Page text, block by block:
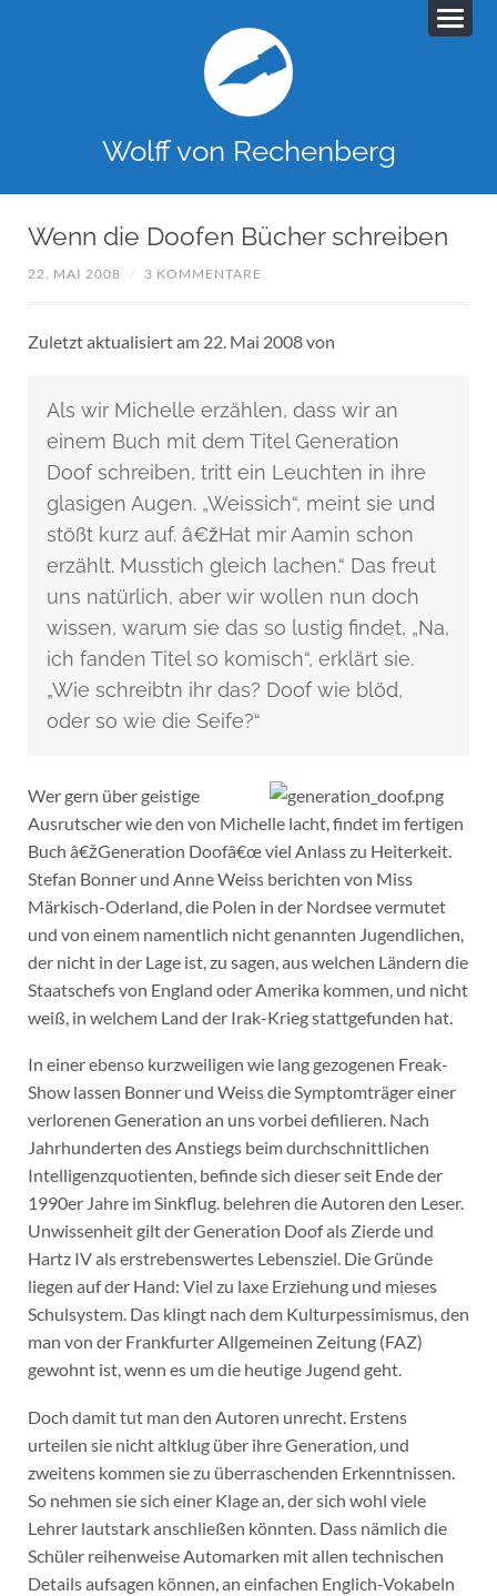
Wolff von Rechenberg
Wenn die Doofen Bücher schreiben
22. MAI 2008 / 3 KOMMENTARE
Zuletzt aktualisiert am 22. Mai 2008 von
Als wir Michelle erzählen, dass wir an
einem Buch mit dem Titel Generation
Doof schreiben, tritt ein Leuchten in ihre
glasigen Augen. „Weissich“, meint sie und
stößt kurz auf. â€žHat mir Aamin schon
erzählt. Musstich gleich lachen.“ Das freut
uns natürlich, aber wir wollen nun doch
wissen, warum sie das so lustig findet, „Na,
ich fanden Titel so komisch“, erklärt sie.
„Wie schreibtn ihr das? Doof wie blöd,
oder so wie die Seife?“
Wer gern über geistige
Ausrutscher wie den von Michelle lacht, findet im fertigen
Buch â€žGeneration Doofâ€œ viel Anlass zu Heiterkeit.
Stefan Bonner und Anne Weiss berichten von Miss
Märkisch-Oderland, die Polen in der Nordsee vermutet
und von einem namentlich nicht genannten Jugendlichen,
der nicht in der Lage ist, zu sagen, aus welchen Ländern die
Staatschefs von England oder Amerika kommen, und nicht
weiß, in welchem Land der Irak-Krieg stattgefunden hat.
In einer ebenso kurzweiligen wie lang gezogenen Freak-
Show lassen Bonner und Weiss die Symptomträger einer
verlorenen Generation an uns vorbei defilieren. Nach
Jahrhunderten des Anstiegs beim durchschnittlichen
Intelligenzquotienten, befinde sich dieser seit Ende der
1990er Jahre im Sinkflug. belehren die Autoren den Leser.
Unwissenheit gilt der Generation Doof als Zierde und
Hartz IV als erstrebenswertes Lebensziel. Die Gründe
liegen auf der Hand: Viel zu laxe Erziehung und mieses
Schulsystem. Das klingt nach dem Kulturpessimismus, den
man von der Frankfurter Allgemeinen Zeitung (FAZ)
gewohnt ist, wenn es um die heutige Jugend geht.
Doch damit tut man den Autoren unrecht. Erstens
urteilen sie nicht altklug über ihre Generation, und
zweitens kommen sie zu überraschenden Erkenntnissen.
So nehmen sie sich einer Klage an, der sich wohl viele
Lehrer lautstark anschließen könnten. Dass nämlich die
Schüler reihenweise Automarken mit allen technischen
Details aufsagen können, an einfachen Englich-Vokabeln